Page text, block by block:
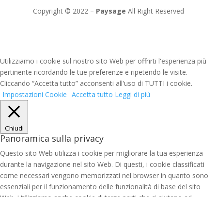
Copyright © 2022 – Paysage All Right Reserved
Utilizziamo i cookie sul nostro sito Web per offrirti l'esperienza più
pertinente ricordando le tue preferenze e ripetendo le visite.
Cliccando “Accetta tutto” acconsenti all'uso di TUTTI i cookie.
Impostazioni Cookie Accetta tutto Leggi di più
Chiudi
Panoramica sulla privacy
Questo sito Web utilizza i cookie per migliorare la tua esperienza
durante la navigazione nel sito Web. Di questi, i cookie classificati
come necessari vengono memorizzati nel browser in quanto sono
essenziali per il funzionamento delle funzionalità di base del sito